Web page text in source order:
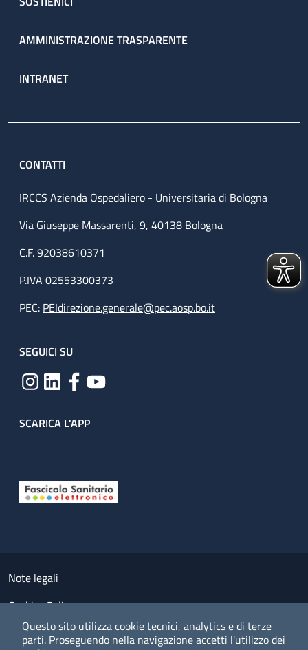
Questo sito utilizza cookie tecnici, analytics e di terze
parti. Proseguendo nella navigazione accetti l'utilizzo dei
AMMINISTRAZIONE TRASPARENTE
INTRANET
CONTATTI
IRCCS Azienda Ospedaliero - Universitaria di Bologna
Via Giuseppe Massarenti, 9, 40138 Bologna
C.F. 92038610371
P.IVA 02553300373
PEC: PEIdirezione.generale@pec.aosp.bo.it
SEGUICI SU
SCARICA L'APP
Small prints
Note legali
Cookies Policy
Policy privacy e protezione del dato personale